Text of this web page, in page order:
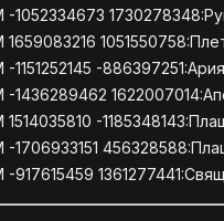
-1052334673
1659083216
-1151252145 -
-1436289462
1514035810 -
-1706933151
-917615459